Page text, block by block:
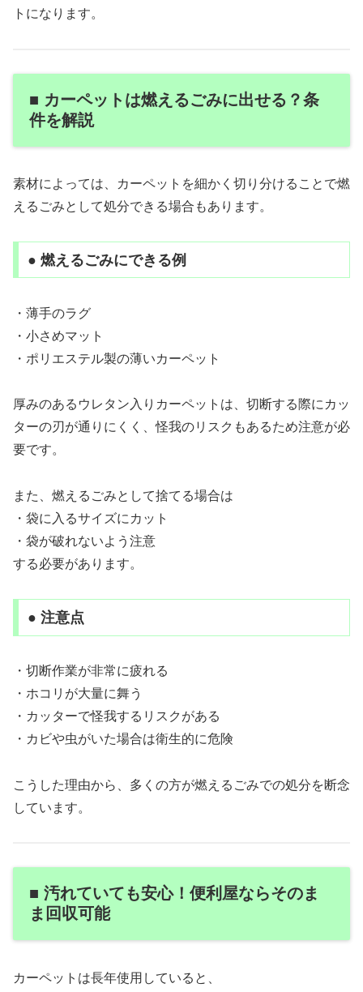
トになります。
■ カーペットは燃えるごみに出せる？条
件を解説
素材によっては、カーペットを細かく切り分けることで燃
えるごみとして処分できる場合もあります。
● 燃えるごみにできる例
・薄手のラグ
・小さめマット
・ポリエステル製の薄いカーペット
厚みのあるウレタン入りカーペットは、切断する際にカッ
ターの刃が通りにくく、怪我のリスクもあるため注意が必
要です。
また、燃えるごみとして捨てる場合は
・袋に入るサイズにカット
・袋が破れないよう注意
する必要があります。
● 注意点
・切断作業が非常に疲れる
・ホコリが大量に舞う
・カッターで怪我するリスクがある
・カビや虫がいた場合は衛生的に危険
こうした理由から、多くの方が燃えるごみでの処分を断念
しています。
■ 汚れていても安心！便利屋ならそのま
ま回収可能
カーペットは長年使用していると、